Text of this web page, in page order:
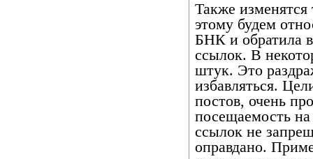
Также
этому будем
БНК и обратила
ссылок. В
штук. Это
избавляться.
постов, очень
посещаемость
ссылок не
оправдано.